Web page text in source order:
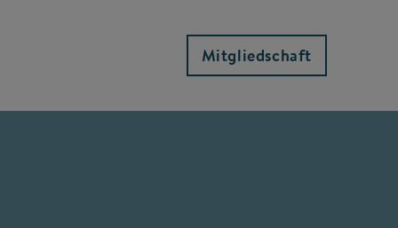
Mitgliedschaft